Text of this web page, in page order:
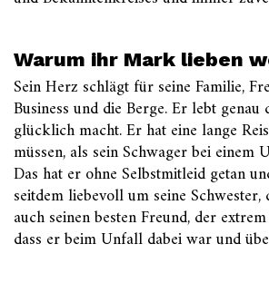
Warum ihr Mark lieben
Sein Herz schlägt für seine Familie,
Business und die Berge. Er lebt genau
glücklich macht. Er hat eine lange
müssen, als sein Schwager bei einem
Das hat er ohne Selbstmitleid getan
seitdem liebevoll um seine
auch seinen besten Freund, der
dass er beim Unfall dabei war und